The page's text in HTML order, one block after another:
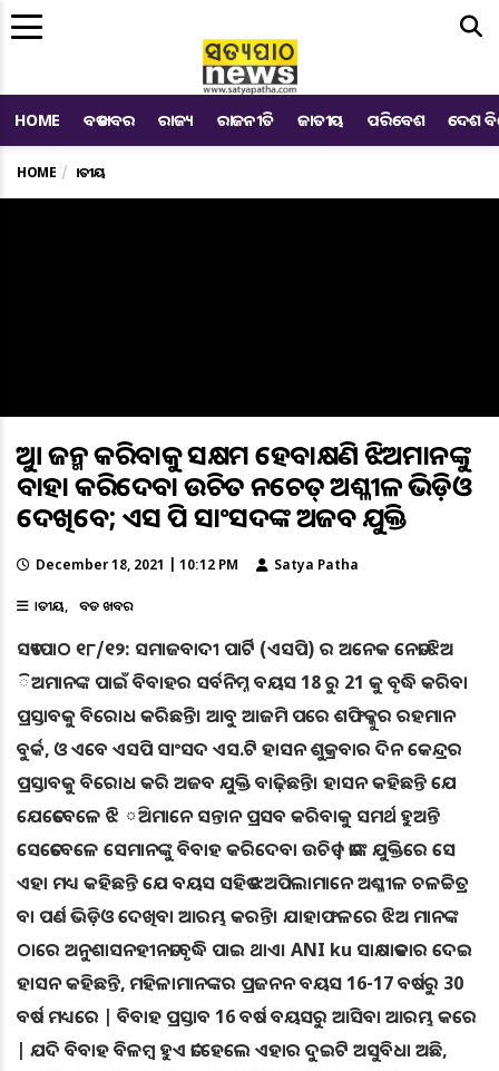
HOME ବଡ ଖବର ରାଜ୍ୟ ରାଜନୀତି ଜାତୀୟ ପରିବେଶ ଦେଶ
HOME ଜାତୀୟ
ଛୁଆ ଜନ୍ମ କରିବାକୁ ସକ୍ଷମ ହେବାକ୍ଷଣି ଝିଅମାନଙ୍କୁ
ବାହା କରିଦେବା ଉଚିତ ନଚେତ୍ ଅଶ୍ଳୀଳ ଭିଡ଼ିଓ
ଦେଖିବେ; ଏସ ପି ସାଂସଦଙ୍କ ଅଜବ ଯୁକ୍ତି
December 18, 2021 | 10:12 PM Satya Patha
ଜାତୀୟ ବଡ ଖବର
ସତ୍ୟପାଠ ୧୮/୧୨: ସମାଜବାଦୀ ପାର୍ଟି (ଏସପି) ର ଅନେକ ନେତା ଝିଅ
ିଅମାନଙ୍କ ପାଇଁ ବିବାହର ସର୍ବନିମ୍ନ ବୟସ 18 ରୁ 21 କୁ ବୃଦ୍ଧି କରିବା
ପ୍ରସ୍ତାବକୁ ବିରୋଧ କରିଛନ୍ତି। ଆବୁ ଆଜମି ପରେ ଶଫିକ୍କୁର ରହମାନ
ବୁର୍କ, ଓ ଏବେ ଏସପି ସାଂସଦ ଏସ.ଟି ହାସନ ଶୁକ୍ରବାର ଦିନ କେନ୍ଦ୍ରର
ପ୍ରସ୍ତାବକୁ ବିରୋଧ କରି ଅଜବ ଯୁକ୍ତି ବାଢ଼ିଛନ୍ତି। ହାସନ କହିଛନ୍ତି ଯେ
ଯେତେବେଳେ ଝି ିଅମାନେ ସନ୍ତାନ ପ୍ରସବ କରିବାକୁ ସମର୍ଥ ହୁଅନ୍ତି
ସେତେବେଳେ ସେମାନଙ୍କୁ ବିବାହ କରିଦେବା ଉଚିତ୍ | ତାଙ୍କ ଯୁକ୍ତିରେ ସେ
ଏହା ମଧ୍ୟ କହିଛନ୍ତି ଯେ ବୟସ ସହିତ ଝଅପିଲାମାନେ ଅଶ୍ଳୀଳ ଚଳଚ୍ଚିତ୍ର
ବା ପର୍ଣ ଭିଡ଼ିଓ ଦେଖିବା ଆରମ୍ଭ କରନ୍ତି। ଯାହାଫଳରେ ଝିଅ ମାନଙ୍କ
ଠାରେ ଅନୁଶାସନହୀନତା ବୃଦ୍ଧି ପାଇ ଥାଏ। ANI ku ସାକ୍ଷାତକାର ଦେଇ
ହାସନ କହିଛନ୍ତି, ମହିଳାମାନଙ୍କର ପ୍ରଜନନ ବୟସ 16-17 ବର୍ଷରୁ 30
ବର୍ଷ ମଧ୍ୟରେ | ବିବାହ ପ୍ରସ୍ତାବ 16 ବର୍ଷ ବୟସରୁ ଆସିବା ଆରମ୍ଭ କରେ
| ଯଦି ବିବାହ ବିଳମ୍ବ ହୁଏ ତା’ହେଲେ ଏହାର ଦୁଇଟି ଅସୁବିଧା ଅଛି,